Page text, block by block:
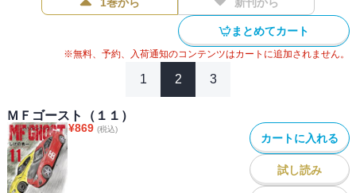
まとめてカート
※無料、予約、入荷通知のコンテンツはカートに追加されません。
1 2 3
ＭＦゴースト（１１）
¥869 (税込)
カートに入れる
試し読み